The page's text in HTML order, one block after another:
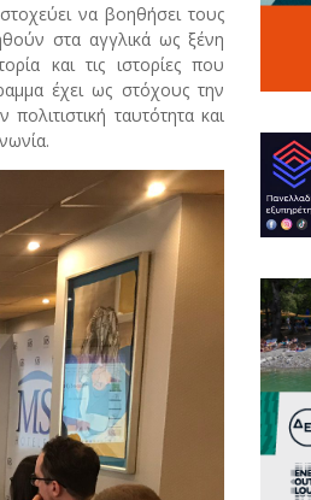
στοχεύει να βοηθήσει τους
στα αγγλικά ως ξένη
και τις ιστορίες που
έχει ως στόχους την
ταυτότητα και